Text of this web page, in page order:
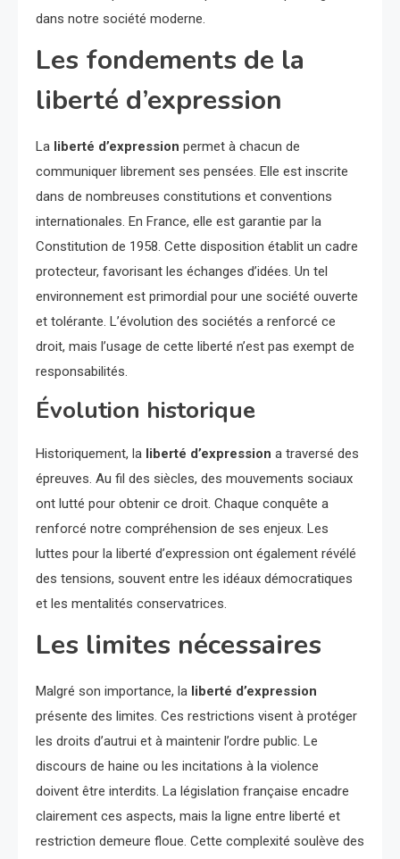
dans notre société moderne.
Les fondements de la
liberté d’expression
La liberté d’expression permet à chacun de
communiquer librement ses pensées. Elle est inscrite
dans de nombreuses constitutions et conventions
internationales. En France, elle est garantie par la
Constitution de 1958. Cette disposition établit un cadre
protecteur, favorisant les échanges d’idées. Un tel
environnement est primordial pour une société ouverte
et tolérante. L’évolution des sociétés a renforcé ce
droit, mais l’usage de cette liberté n’est pas exempt de
responsabilités.
Évolution historique
Historiquement, la liberté d’expression a traversé des
épreuves. Au fil des siècles, des mouvements sociaux
ont lutté pour obtenir ce droit. Chaque conquête a
renforcé notre compréhension de ses enjeux. Les
luttes pour la liberté d’expression ont également révélé
des tensions, souvent entre les idéaux démocratiques
et les mentalités conservatrices.
Les limites nécessaires
Malgré son importance, la liberté d’expression
présente des limites. Ces restrictions visent à protéger
les droits d’autrui et à maintenir l’ordre public. Le
discours de haine ou les incitations à la violence
doivent être interdits. La législation française encadre
clairement ces aspects, mais la ligne entre liberté et
restriction demeure floue. Cette complexité soulève des